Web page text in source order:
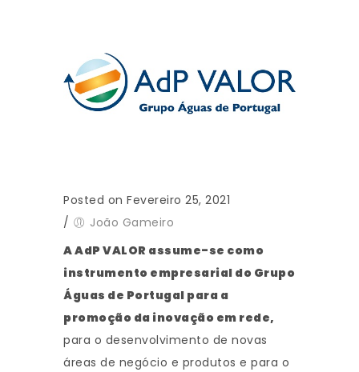
Posted on Fevereiro 25, 2021
/
João Gameiro
A AdP VALOR assume-se como
instrumento empresarial do Grupo
Águas de Portugal para a
promoção da inovação em rede,
para o desenvolvimento de novas
áreas de negócio e produtos e para o